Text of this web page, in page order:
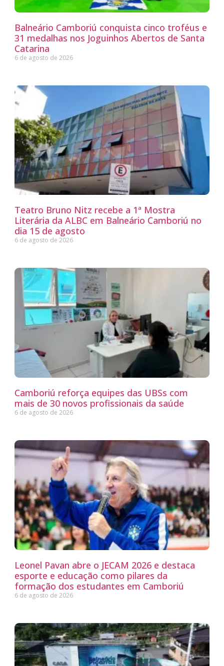
Balneário Camboriú conquista cinco troféus e
31 medalhas nos Joguinhos Abertos de Santa
Catarina
6 de agosto de 2026
Teatro Bruno Nitz recebe a 1ª Mostra
Literária da ALBC em Balneário Camboriú no
dia 15 de agosto
6 de agosto de 2026
Camboriú reforça equipes das UBSs com
mais de 30 novos profissionais da saúde
6 de agosto de 2026
Leonel Pavan abre o JECAM 2026 e destaca
esporte e educação como pilares da
formação dos estudantes em Camboriú
6 de agosto de 2026